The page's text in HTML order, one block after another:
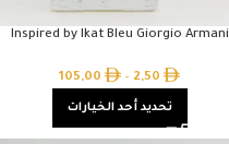
Inspired by Ikat Bleu Giorgio Armani
2,50
–
105,00
تحديد أحد الخيارات